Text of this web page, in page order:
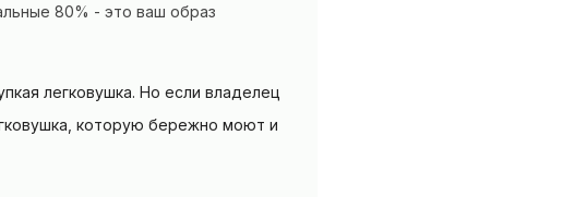
80% - это ваш образ
легковушка. Но если владелец
которую бережно моют и